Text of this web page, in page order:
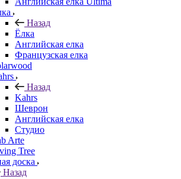
Назад
Ёлка
Английская елка
Французская елка
Назад
Kahrs
Шеврон
Английская елка
Студио
Arte
Tree
доска
Назад